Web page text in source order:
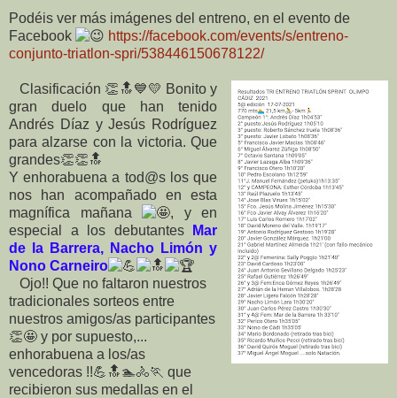
Podéis ver más imágenes del entreno, en el evento de
Facebook
https://facebook.com/events/s/entreno-
conjunto-triatlon-spri/538446150678122/
Clasificación 👏🔝💙💛 Bonito y
gran duelo que han tenido
Andrés Díaz y Jesús Rodríguez
para alzarse con la victoria. Que
grandes👏👏🔝
Y enhorabuena a tod@s los que
nos han acompañado en esta
magnífica mañana
, y en
especial a los debutantes
Mar
de la Barrera, Nacho Limón y
Nono Carneiro
Ojo!! Que no faltaron nuestros
tradicionales sorteos entre
nuestros amigos/as participantes
👏🤩 y por supuesto,...
enhorabuena a los/as
vencedoras !!💪🔝🏊🚴🏃 que
recibieron sus medallas en el